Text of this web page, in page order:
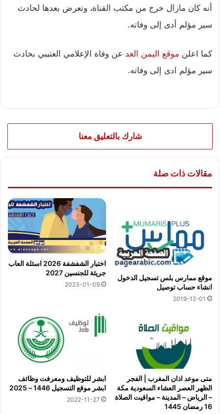
أنه كان مازال خرج من مكتب القناة، وتعرض بعدها لحادث
سير مؤلم أدى إلى وفاته.
كما اعلن موقع اليمن الغد عن وفاة الإعلامي العتيبي بحادث
سير مؤلم ادى إلى وفاته.
شارك بالتعليق معنا
مقالات ذات صلة
موقع ممارس بلس تسجيل الدخول
انشاء حساب توصيل
2019-12-01
اختبار الشفشفة 2026 اسئلة العاب
جريئة للجنسين 2027
2023-01-09
متى موعد اذان المغرب | الفجر
الظهر العصر العشاء السعودية مكة
– الرياض – المدينة – مواقيت الصلاة
16 رمضان 1445
ابشر للتوظيف ومعرفت وظائف
ابشر موقع التسجيل 1446 – 2025
2022-11-27